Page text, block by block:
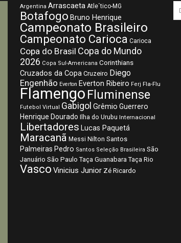
Argentina Arrascaeta Atle´tico-MG
Botafogo Bruno Henrique
Campeonato Brasileiro
Campeonato Carioca Carioca
Copa do Brasil Copa do Mundo
2026 Copa Sul-Americana Corinthians
Cruzados da Copa Cruzeiro Diego
Engenhão Everton Everton Ribeiro Ferj Fla-Flu
Flamengo Fluminense
Futebol Virtual Gabigol Grêmio Guerrero
Henrique Dourado Ilha do Urubu Internacional
Libertadores Lucas Paquetá
Maracanã Messi Nilton Santos
Palmeiras Pedro Santos Seleção Brasileira São
Januário São Paulo Taça Guanabara Taça Rio
Vasco Vinicius Junior Zé Ricardo